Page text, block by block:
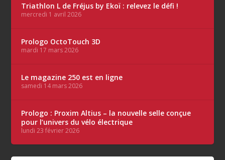
Triathlon L de Fréjus by Ekoï : relevez le défi !
mercredi 1 avril 2026
Prologo OctoTouch 3D
mardi 17 mars 2026
Le magazine 250 est en ligne
samedi 14 mars 2026
Prologo : Proxim Altius – la nouvelle selle conçue
pour l’univers du vélo électrique
lundi 23 février 2026